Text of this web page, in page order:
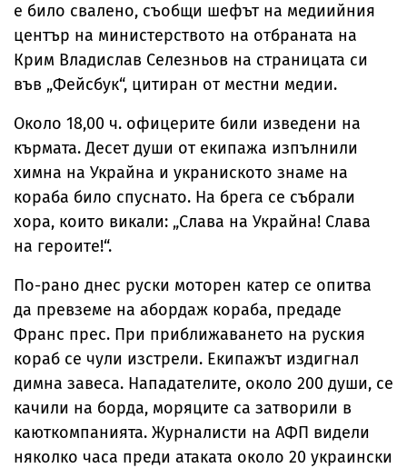
е било свалено, съобщи шефът на медиийния
център на министерството на отбраната на
Крим Владислав Селезньов на страницата си
във „Фейсбук“, цитиран от местни медии.
Около 18,00 ч. офицерите били изведени на
кърмата. Десет души от екипажа изпълнили
химна на Украйна и украниското знаме на
кораба било спуснато. На брега се събрали
хора, които викали: „Слава на Украйна! Слава
на героите!“.
По-рано днес руски моторен катер се опитва
да превземе на абордаж кораба, предаде
Франс прес. При приближаването на руския
кораб се чули изстрели. Екипажът издигнал
димна завеса. Нападателите, около 200 души, се
качили на борда, моряците са затворили в
каюткомпанията. Журналисти на АФП видели
няколко часа преди атаката около 20 украински